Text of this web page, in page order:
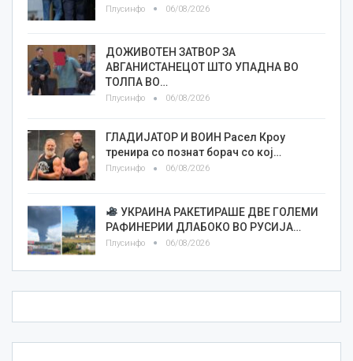
Плусинфо 06/08/2026
ДОЖИВОТЕН ЗАТВОР ЗА
АВГАНИСТАНЕЦОТ ШТО УПАДНА ВО
ТОЛПА ВО…
Плусинфо 06/08/2026
ГЛАДИЈАТОР И ВОИН Расел Кроу
тренира со познат борач со кој…
Плусинфо 06/08/2026
УКРАИНА РАКЕТИРАШЕ ДВЕ ГОЛЕМИ
РАФИНЕРИИ ДЛАБОКО ВО РУСИЈА…
Плусинфо 06/08/2026